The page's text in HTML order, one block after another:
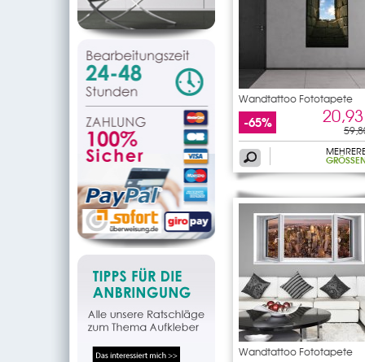
Wandtattoo Fototapete
Fenster
-65%
GRÖSSEN
Wandtattoo Fototapete